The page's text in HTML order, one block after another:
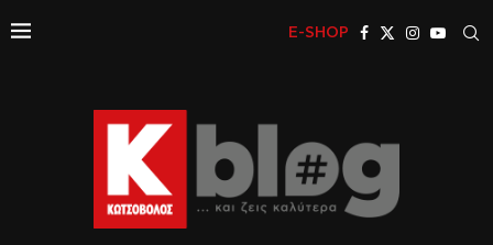
E-SHOP